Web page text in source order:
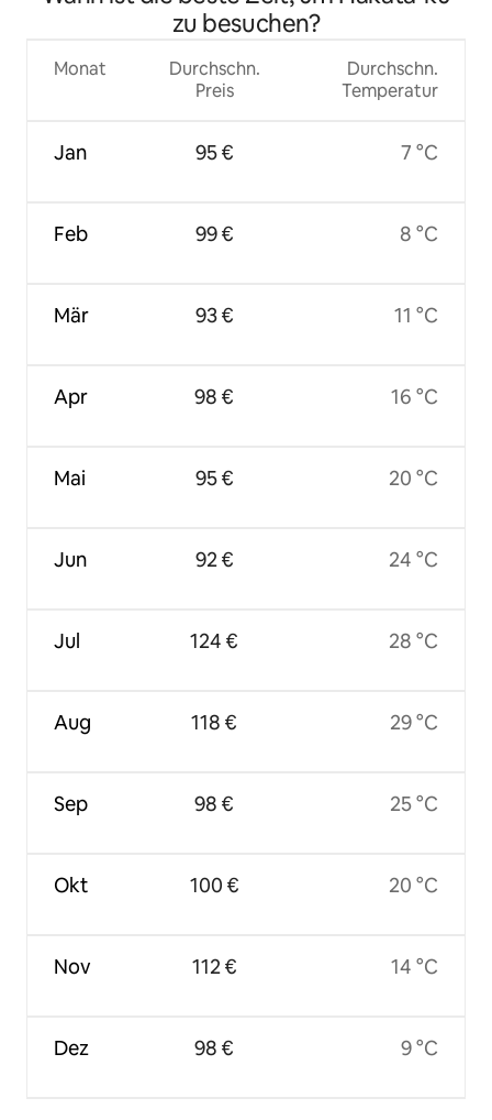
zu besuchen?
Monat
Jan
Feb
Mär
Apr
Mai
Jun
Jul
Aug
Sep
Okt
Nov
Dez
Durchschn.
Preis
95 €
99 €
93 €
98 €
95 €
92 €
124 €
118 €
98 €
100 €
112 €
98 €
Durchschn.
Temperatur
7 °C
8 °C
11 °C
16 °C
20 °C
24 °C
28 °C
29 °C
25 °C
20 °C
14 °C
9 °C